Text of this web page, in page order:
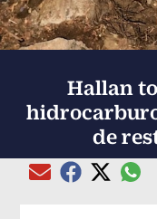
Hallan
de
Compartir el
Compartir el